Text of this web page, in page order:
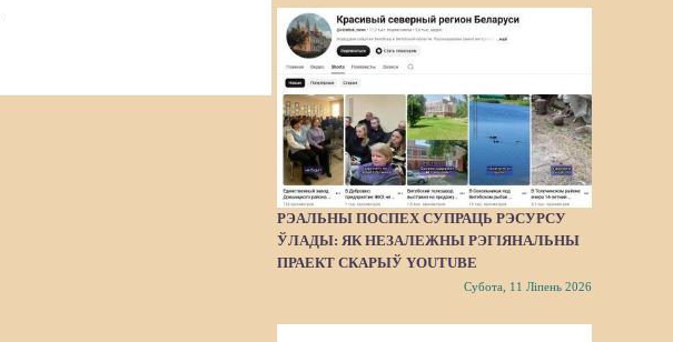
РЭАЛЬНЫ ПОСПЕХ СУПРАЦЬ РЭСУРСУ
ЎЛАДЫ: ЯК НЕЗАЛЕЖНЫ РЭГІЯНАЛЬНЫ
ПРАЕКТ СКАРЫЎ YOUTUBE
Субота, 11 Ліпень 2026